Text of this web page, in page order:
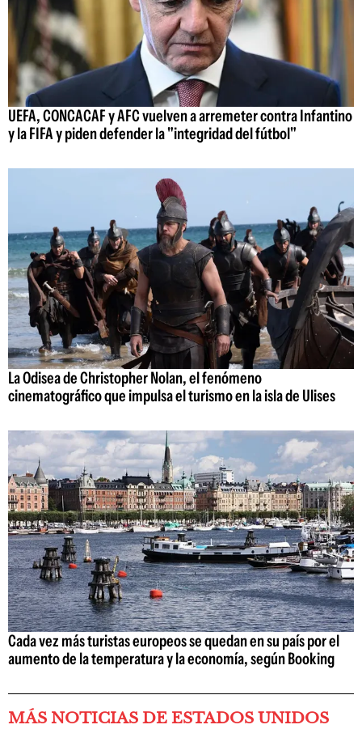
UEFA, CONCACAF y AFC vuelven a arremeter contra Infantino
y la FIFA y piden defender la "integridad del fútbol"
La Odisea de Christopher Nolan, el fenómeno
cinematográfico que impulsa el turismo en la isla de Ulises
Cada vez más turistas europeos se quedan en su país por el
aumento de la temperatura y la economía, según Booking
MÁS NOTICIAS DE ESTADOS UNIDOS